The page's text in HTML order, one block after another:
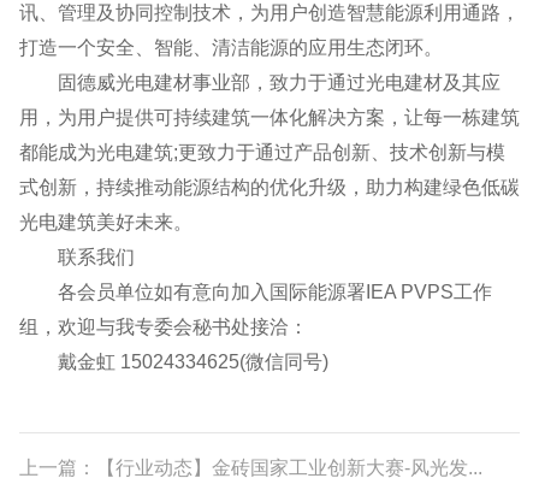
讯、管理及协同控制技术，为用户创造智慧能源利用通路，
打造一个安全、智能、清洁能源的应用生态闭环。
固德威光电建材事业部，致力于通过光电建材及其应
用，为用户提供可持续建筑一体化解决方案，让每一栋建筑
都能成为光电建筑;更致力于通过产品创新、技术创新与模
式创新，持续推动能源结构的优化升级，助力构建绿色低碳
光电建筑美好未来。
联系我们
各会员单位如有意向加入国际能源署IEA PVPS工作
组，欢迎与我专委会秘书处接洽：
戴金虹 15024334625(微信同号)
上一篇：【行业动态】金砖国家工业创新大赛-风光发...